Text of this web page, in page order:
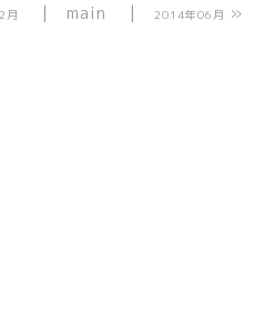
月 main 2014年06月 »